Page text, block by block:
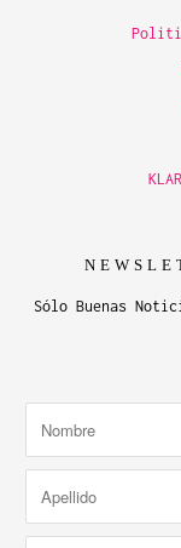
Sólo Buenas